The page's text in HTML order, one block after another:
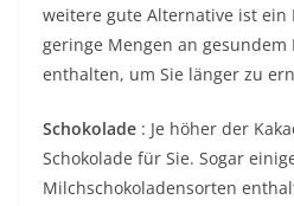
weitere gute Alternative ist ein
geringe Mengen an gesundem
enthalten, um Sie länger zu
Schokolade : Je höher der
Schokolade für Sie. Sogar
Milchschokoladensorten